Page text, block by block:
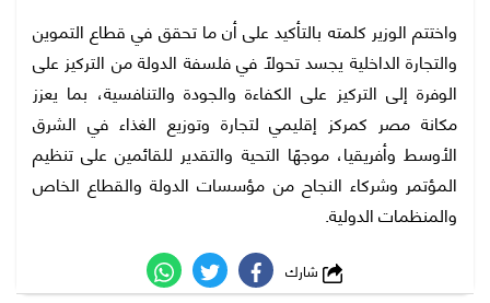
واختتم الوزير كلمته بالتأكيد على أن ما تحقق في قطاع التموين
والتجارة الداخلية يجسد تحولًا في فلسفة الدولة من التركيز على
الوفرة إلى التركيز على الكفاءة والجودة والتنافسية، بما يعزز
مكانة مصر كمركز إقليمي لتجارة وتوزيع الغذاء في الشرق
الأوسط وأفريقيا، موجهًا التحية والتقدير للقائمين على تنظيم
المؤتمر وشركاء النجاح من مؤسسات الدولة والقطاع الخاص
والمنظمات الدولية.